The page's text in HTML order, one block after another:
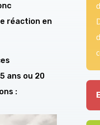
réaction en
ans ou 20
: